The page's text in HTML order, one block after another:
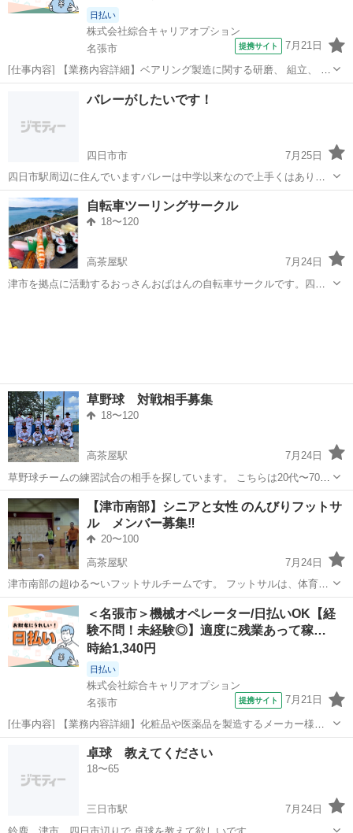
日払い
株式会社綜合キャリアオプション
名張市
提携サイト 7月21日
[仕事内容] 【業務内容詳細】ベアリング製造に関する研磨、 組立、 検
査ならびにそれらに付属する業務をお任せいたします。 ライン作業で
す。 【取扱製品情報】自動車用ベアリング部品 。＋お仕事探しはコン
バレーがしたいです！
四日市市
7月25日
四日市駅周辺に住んでいますバレーは中学以来なので上手くはありま
せんがぜひ近くでやっているバレーチームさんがあれば誘って下さ
い！
三重 四日市市 バレーボール
自転車ツーリングサークル
18〜120
高茶屋駅
7月24日
津市を拠点に活動するおっさんおばはんの自転車サークルです。四日
草野球 対戦相手募集
18〜120
高茶屋駅
7月24日
草野球チームの練習試合の相手を探しています。 こちらは20代〜70代
まで、未経験者中心で女性選手も在籍するほのぼのファミリーチーム
です。 土曜日（日曜祝日もたま）に、津市内で活動しています。 こん
なチームですが、対戦して頂け...
三重 津市 高茶屋駅 グラウンド
【津市南部】シニアと女性 のんびりフットサ
ル メンバー募集‼️
20〜100
高茶屋駅
7月24日
津市南部の超ゆる〜いフットサルチームです。 フットサルは、体育館
で行うミニサッカーです。 2023年結成、40代以上の未経験者や、女性
の方でも参加しやすいチームを目指しています。 女性メンバー少ない
ので絶賛募集中です。 ...
三重 津市 高茶屋駅 フットサル ボール
＜名張市＞機械オペレーター/日払いOK【経
験不問！未経験◎】適度に残業あって稼…
時給1,340円
日払い
株式会社綜合キャリアオプション
名張市
提携サイト 7月21日
[仕事内容] 【業務内容詳細】化粧品や医薬品を製造するメーカー様で
のお仕事です。 フィルムに印刷する部署での機械OPなど。 空調完備
で快適な環境で就業できます。 直接雇用切り替えの実績も多数ある企
業様です。 【取扱製品情報】...
工場
卓球 教えてください
18〜65
三日市駅
7月24日